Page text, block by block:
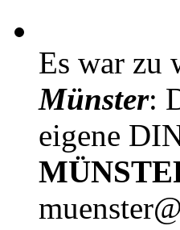
Es war zu
Münster:
eigene